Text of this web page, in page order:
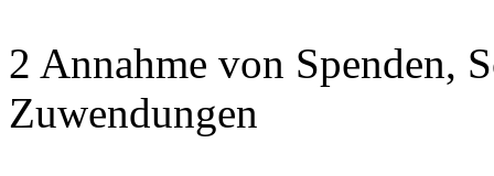
2 Annahme von Spenden,
Zuwendungen